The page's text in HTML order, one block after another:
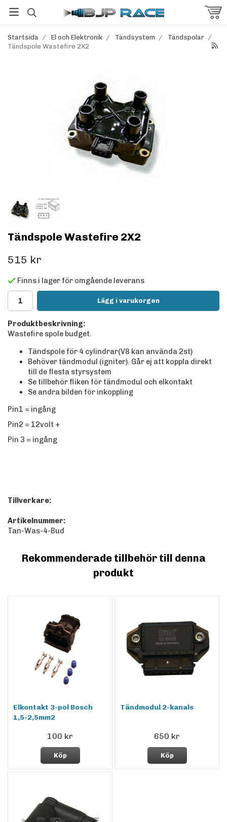
Startsida / El och Elektronik / Tändsystem / Tändspolar /
Tändspole Wastefire 2X2
Tändspole Wastefire 2X2
515 kr
Finns i lager för omgående leverans
Lägg i varukorgen
Produktbeskrivning:
Wastefire spole budget.
Tändspole för 4 cylindrar(V8 kan använda 2st)
Behöver tändmodul (igniter). Går ej att koppla direkt
till de flesta styrsystem
Se tillbehör fliken för tändmodul och elkontakt
Se andra bilden för inkoppling
Pin1 = ingång
Pin2 = 12volt +
Pin 3 = ingång
Tillverkare:
Artikelnummer:
Tan-Was-4-Bud
Rekommenderade tillbehör till denna
produkt
Elkontakt 3-pol Bosch
1,5-2,5mm2
100 kr
Köp
Tändmodul 2-kanals
650 kr
Köp